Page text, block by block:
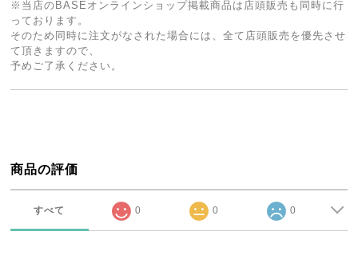
※当店のBASEオンラインショップ掲載商品は店頭販売も同時に行
っております。
そのため同時に注文がなされた場合には、全て店頭販売を優先させ
て頂きますので、
予めご了承ください。
商品の評価
すべて 0 0 0